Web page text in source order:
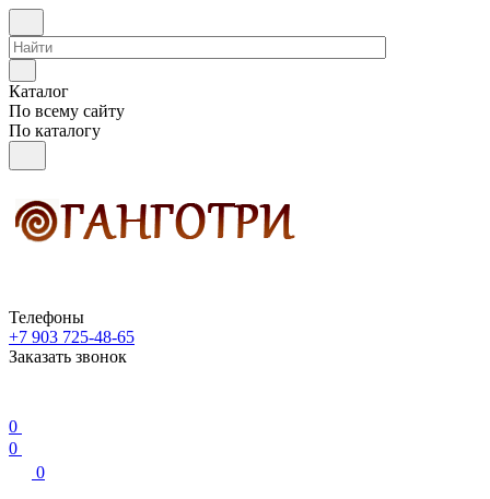
Каталог
По всему сайту
По каталогу
Телефоны
+7 903 725-48-65
Заказать звонок
0
0
0